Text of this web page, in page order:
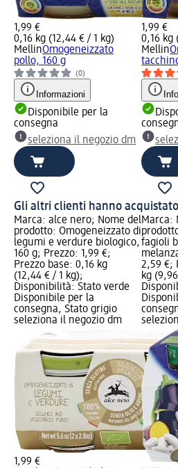
1,99 €
0,16 kg (12,44 € / 1 kg)
MellinOmogeneizzato
pollo, 160 g
(0)
Informazioni
Disponibile per la
consegna
seleziona il negozio dm
1,99 €
0,16 kg
Mellin
Gli altri clienti hanno
Marca: alce nero; Nome del
prodotto: Omogeneizzato di
legumi e verdure biologico,
160 g; Prezzo: 1,99 €;
Prezzo base: 0,16 kg
(12,44 € / 1 kg);
Disponibilità: Stato verde
Disponibile per la
consegna, Stato grigio
seleziona il negozio dm
1,99 €
Marca:
fagioli
2,59 €;
kg